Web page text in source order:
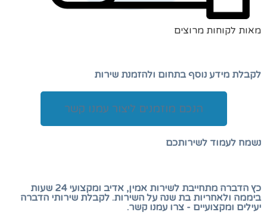
מאות לקוחות מרוצים
לקבלת מידע נוסף בתחום ולהזמנת שירות
הנכם מוזמנים ליצור עמנו קשר
נשמח לעמוד לשירותכם
כץ הדברה מתחייבת לשירות אמין, אדיב ומקצועי 24 שעות
ביממה ולאחריות בת שנה על השירות. לקבלת שירותי הדברה
יעילים ומקצועיים - צרו עמנו קשר.